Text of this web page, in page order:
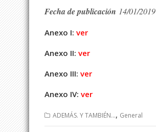
Fecha de publicación 14/01/2019
Anexo I: ver
Anexo II: ver
Anexo III: ver
Anexo IV: ver
ADEMÁS. Y TAMBIÉN..., General